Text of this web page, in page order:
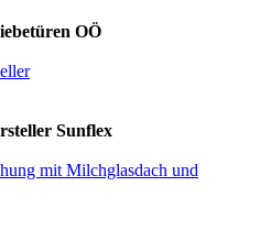
OÖ
Sunflex